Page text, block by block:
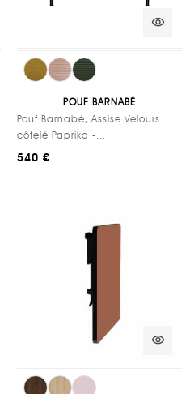
visibility
POUF BARNABÉ
Pouf Barnabé, Assise Velours
côtelé Paprika -...
540 €
visibility